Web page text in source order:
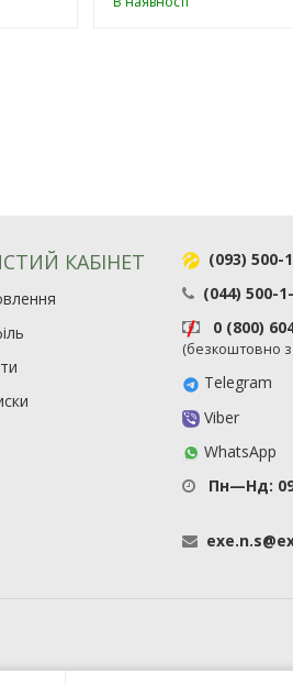
КАБІНЕТ
(093) 500-
(044) 500-
0 (800)
(безкоштовно
Telegram
Viber
WhatsApp
Пн—Нд:
exe.n.s@